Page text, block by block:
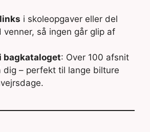
i skoleopgaver eller del
venner, så ingen går glip af
bagkataloget: Over 100 afsnit
dig – perfekt til lange bilture